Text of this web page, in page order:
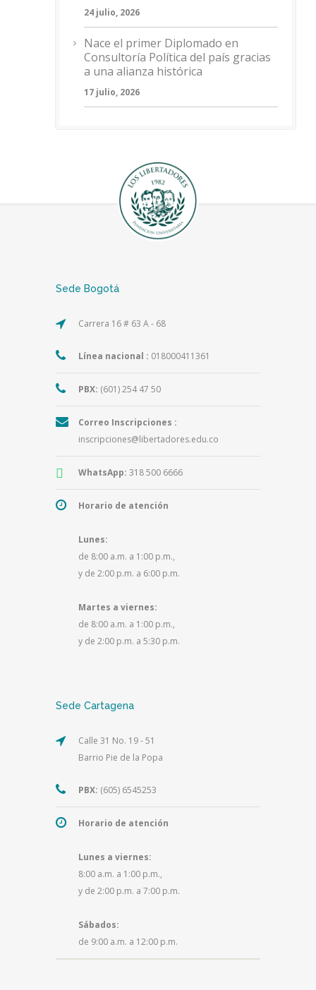
24 julio, 2026
Nace el primer Diplomado en
Consultoría Política del país gracias
a una alianza histórica
17 julio, 2026
Sede Bogotá
Carrera 16 # 63 A - 68
Línea nacional : 018000411361
PBX: (601) 254 47 50
Correo Inscripciones :
inscripciones@libertadores.edu.co
WhatsApp: 318 500 6666
Horario de atención
Lunes:
de 8:00 a.m. a 1:00 p.m.,
y de 2:00 p.m. a 6:00 p.m.
Martes a viernes:
de 8:00 a.m. a 1:00 p.m.,
y de 2:00 p.m. a 5:30 p.m.
Sede Cartagena
Calle 31 No. 19 - 51
Barrio Pie de la Popa
PBX: (605) 6545253
Horario de atención
Lunes a viernes:
8:00 a.m. a 1:00 p.m.,
y de 2:00 p.m. a 7:00 p.m.
Sábados:
de 9:00 a.m. a 12:00 p.m.